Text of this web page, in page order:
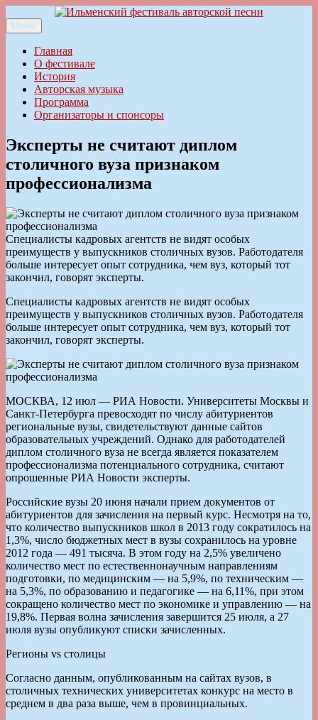
к
содержимому
Ильменский фестиваль авторской песни
Меню
Главная
О фестивале
История
Авторская музыка
Программа
Организаторы и спонсоры
Эксперты не считают диплом
столичного вуза признаком
профессионализма
Специалисты кадровых агентств не видят особых
преимуществ у выпускников столичных вузов. Работодателя
больше интересует опыт сотрудника, чем вуз, который тот
закончил, говорят эксперты.
Специалисты кадровых агентств не видят особых
преимуществ у выпускников столичных вузов. Работодателя
больше интересует опыт сотрудника, чем вуз, который тот
закончил, говорят эксперты.
МОСКВА, 12 июл — РИА Новости. Университеты Москвы и
Санкт-Петербурга превосходят по числу абитуриентов
региональные вузы, свидетельствуют данные сайтов
образовательных учреждений. Однако для работодателей
диплом столичного вуза не всегда является показателем
профессионализма потенциального сотрудника, считают
опрошенные РИА Новости эксперты.
Российские вузы 20 июня начали прием документов от
абитуриентов для зачисления на первый курс. Несмотря на то,
что количество выпускников школ в 2013 году сократилось на
1,3%, число бюджетных мест в вузы сохранилось на уровне
2012 года — 491 тысяча. В этом году на 2,5% увеличено
количество мест по естественнонаучным направлениям
подготовки, по медицинским — на 5,9%, по техническим —
на 5,3%, по образованию и педагогике — на 6,11%, при этом
сокращено количество мест по экономике и управлению — на
19,8%. Первая волна зачисления завершится 25 июля, а 27
июля вузы опубликуют списки зачисленных.
Регионы vs столицы
Согласно данным, опубликованным на сайтах вузов, в
столичных технических университетах конкурс на место в
среднем в два раза выше, чем в провинциальных.